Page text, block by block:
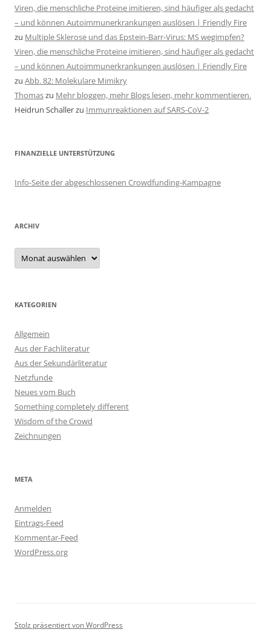
Viren, die menschliche Proteine imitieren, sind häufiger als gedacht
– und können Autoimmunerkrankungen auslösen | Friendly Fire
zu Multiple Sklerose und das Epstein-Barr-Virus: MS wegimpfen?
Viren, die menschliche Proteine imitieren, sind häufiger als gedacht
– und können Autoimmunerkrankungen auslösen | Friendly Fire
zu Abb. 82: Molekulare Mimikry
Thomaszu Mehr bloggen, mehr Blogs lesen, mehr kommentieren.
Heidrun Schallerzu Immunreaktionen auf SARS-CoV-2
FINANZIELLE UNTERSTÜTZUNG
Info-Seite der abgeschlossenen Crowdfunding-Kampagne
ARCHIV
Archiv
KATEGORIEN
Allgemein
Aus der Fachliteratur
Aus der Sekundärliteratur
Netzfunde
Neues vom Buch
Something completely different
Wisdom of the Crowd
Zeichnungen
META
Anmelden
Eintrags-Feed
Kommentar-Feed
WordPress.org
Stolz präsentiert von WordPress